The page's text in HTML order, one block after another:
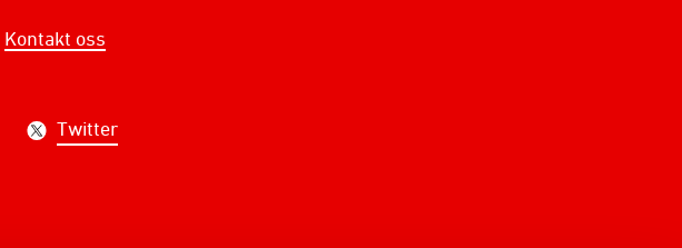
Kontakt oss
Twitter